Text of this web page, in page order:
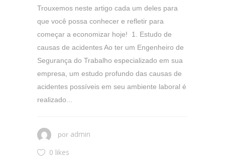
Trouxemos neste artigo cada um deles para
que você possa conhecer e refletir para
começar a economizar hoje! 1. Estudo de
causas de acidentes Ao ter um Engenheiro de
Segurança do Trabalho especializado em sua
empresa, um estudo profundo das causas de
acidentes possíveis em seu ambiente laboral é
realizado...
por admin
0 likes